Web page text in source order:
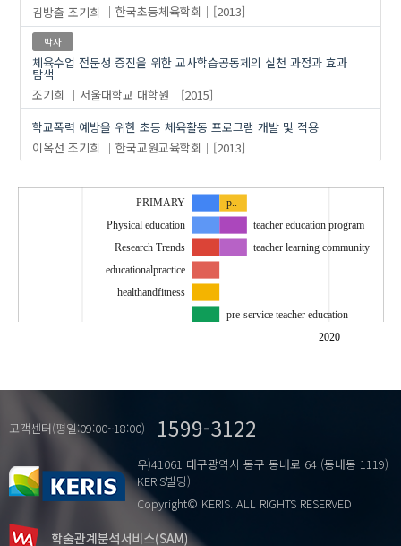
김방출 조기희 한국초등체육학회 [2013]
박사
체육수업 전문성 증진을 위한 교사학습공동체의 실천 과정과 효과
탐색
조기희
서울대학교 대학원
[2015]
학교폭력 예방을 위한 초등 체육활동 프로그램 개발 및 적용
이옥선 조기희 한국교원교육학회 [2013]
2020
PRIMARY
Physical education
Research Trends
educationalpractice
healthandfitness
p..
pre-service teacher education
teacher education program
teacher learning community
교육적 실천
예비교사교육
체육교육
체육수업전문성
초등
고객센터(평일:09:00~18:00) 1599-3122
우)41061 대구광역시 동구 동내로 64 (동내동 1119)
KERIS빌딩)
Copyright© KERIS. ALL RIGHTS RESERVED